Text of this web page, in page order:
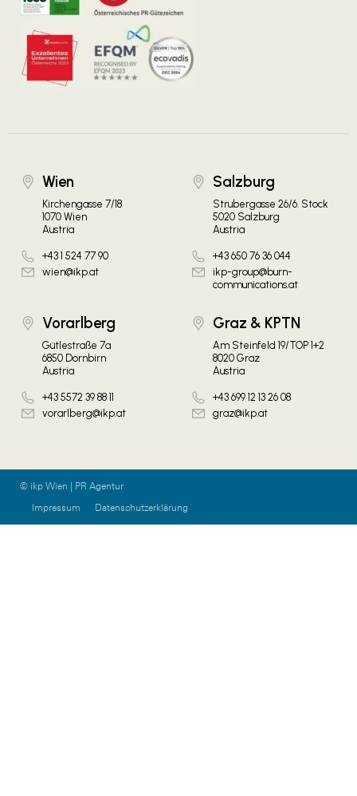
Wien
Kirchengasse 7/18
1070 Wien
Austria
+43 1 524 77 90
wien@ikp.at
Salzburg
Strubergasse 26/6. Stock
5020 Salzburg
Austria
+43 650 76 36 044
ikp-group@burn-
communications.at
Vorarlberg
Gütlestraße 7a
6850 Dornbirn
Austria
+43 5572 39 88 11
vorarlberg@ikp.at
Graz & KPTN
Am Steinfeld 19/TOP 1+2
8020 Graz
Austria
+43 699 12 13 26 08
graz@ikp.at
© ikp Wien | PR Agentur
Impressum
Datenschutzerklärung